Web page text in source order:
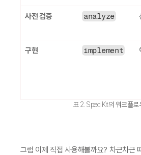
사전 검증 analyze
구현 implement
표 2. Spec Kit의 워크플로
[실습] Spec Kit으로 챗봇 개발하
그럼 이제 직접 사용해볼까요? 차근차근